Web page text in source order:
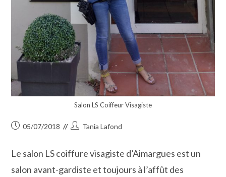
Salon LS Coiffeur Visagiste
Publication
05/07/2018
Auteur/autrice
publication :
Tania Lafond
Le salon LS coiffure visagiste d’Aimargues est un
salon avant-gardiste et toujours à l’affût des